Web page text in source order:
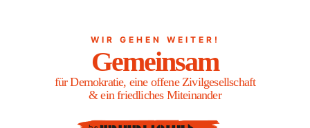
WIR GEHEN WEITER!
Gemeinsam
für Demokratie, eine offene Zivilgesellschaft
& ein friedliches Miteinander